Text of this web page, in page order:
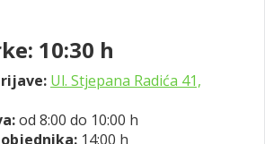
10:30 h
Ul. Stjepana Radića 41,
od 8:00 do 10:00 h
14:00 h